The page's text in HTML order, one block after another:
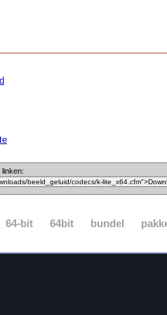
64-bit 64bit bundel